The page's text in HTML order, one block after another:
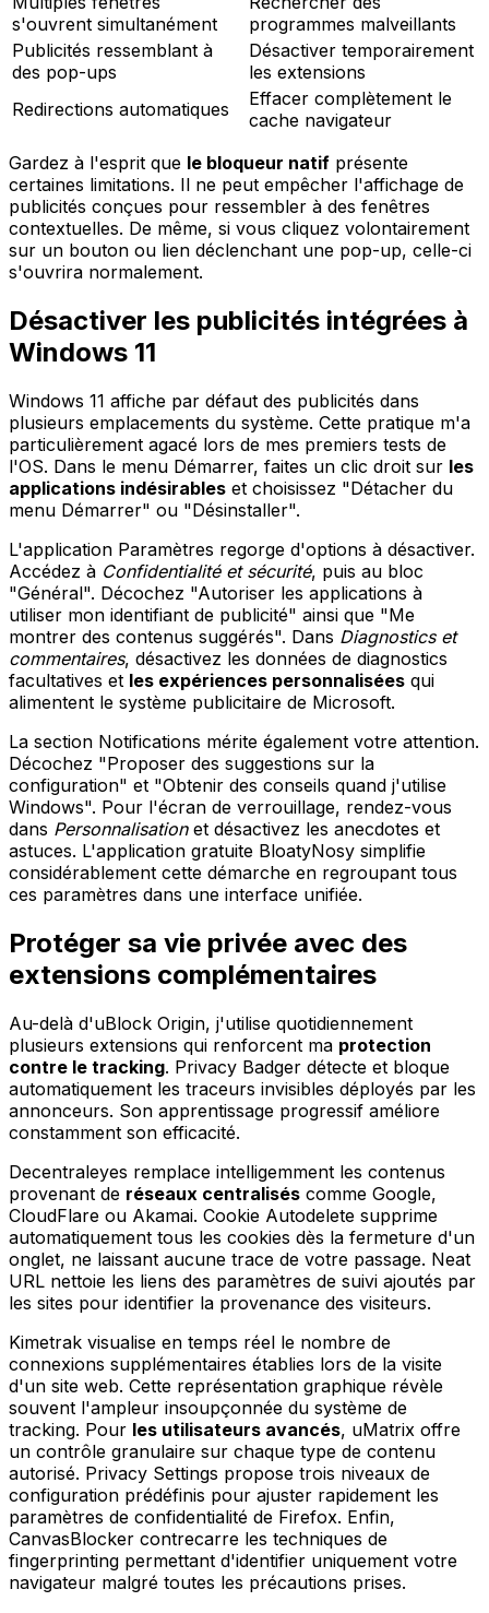
s'ouvrent simultanément
programmes malveillants
Publicités ressemblant à
des pop-ups
Désactiver temporairement
les extensions
Redirections automatiques
Effacer complètement le
cache navigateur
Gardez à l'esprit que le bloqueur natif présente
certaines limitations. Il ne peut empêcher l'affichage de
publicités conçues pour ressembler à des fenêtres
contextuelles. De même, si vous cliquez volontairement
sur un bouton ou lien déclenchant une pop-up, celle-ci
s'ouvrira normalement.
Désactiver les publicités intégrées à
Windows 11
Windows 11 affiche par défaut des publicités dans
plusieurs emplacements du système. Cette pratique m'a
particulièrement agacé lors de mes premiers tests de
l'OS. Dans le menu Démarrer, faites un clic droit sur les
applications indésirables et choisissez "Détacher du
menu Démarrer" ou "Désinstaller".
L'application Paramètres regorge d'options à désactiver.
Accédez à Confidentialité et sécurité, puis au bloc
"Général". Décochez "Autoriser les applications à
utiliser mon identifiant de publicité" ainsi que "Me
montrer des contenus suggérés". Dans Diagnostics et
commentaires, désactivez les données de diagnostics
facultatives et les expériences personnalisées qui
alimentent le système publicitaire de Microsoft.
La section Notifications mérite également votre attention.
Décochez "Proposer des suggestions sur la
configuration" et "Obtenir des conseils quand j'utilise
Windows". Pour l'écran de verrouillage, rendez-vous
dans Personnalisationet désactivez les anecdotes et
astuces. L'application gratuite BloatyNosy simplifie
considérablement cette démarche en regroupant tous
ces paramètres dans une interface unifiée.
Protéger sa vie privée avec des
extensions complémentaires
Au-delà d'uBlock Origin, j'utilise quotidiennement
plusieurs extensions qui renforcent ma protection
contre le tracking. Privacy Badger détecte et bloque
automatiquement les traceurs invisibles déployés par les
annonceurs. Son apprentissage progressif améliore
constamment son efficacité.
Decentraleyes remplace intelligemment les contenus
provenant de réseaux centralisés comme Google,
CloudFlare ou Akamai. Cookie Autodelete supprime
automatiquement tous les cookies dès la fermeture d'un
onglet, ne laissant aucune trace de votre passage. Neat
URL nettoie les liens des paramètres de suivi ajoutés par
les sites pour identifier la provenance des visiteurs.
Kimetrak visualise en temps réel le nombre de
connexions supplémentaires établies lors de la visite
d'un site web. Cette représentation graphique révèle
souvent l'ampleur insoupçonnée du système de
tracking. Pour les utilisateurs avancés, uMatrix offre
un contrôle granulaire sur chaque type de contenu
autorisé. Privacy Settings propose trois niveaux de
configuration prédéfinis pour ajuster rapidement les
paramètres de confidentialité de Firefox. Enfin,
CanvasBlocker contrecarre les techniques de
fingerprinting permettant d'identifier uniquement votre
navigateur malgré toutes les précautions prises.